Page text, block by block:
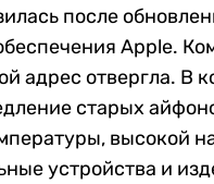
после
Apple.
адрес отвергла. В
старых
высокой
устройства и